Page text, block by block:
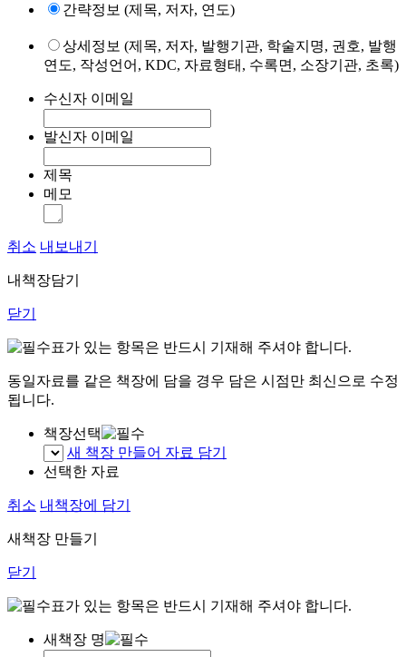
간략정보 (제목, 저자, 연도)
상세정보 (제목, 저자, 발행기관, 학술지명, 권호, 발행
연도, 작성언어, KDC, 자료형태, 수록면, 소장기관, 초록)
수신자 이메일
발신자 이메일
제목
메모
취소 내보내기
내책장담기
닫기
표가 있는 항목은 반드시 기재해 주셔야 합니다.
동일자료를 같은 책장에 담을 경우 담은 시점만 최신으로 수정
됩니다.
책장선택
새 책장 만들어 자료 담기
선택한 자료
취소 내책장에 담기
새책장 만들기
닫기
표가 있는 항목은 반드시 기재해 주셔야 합니다.
새책장 명